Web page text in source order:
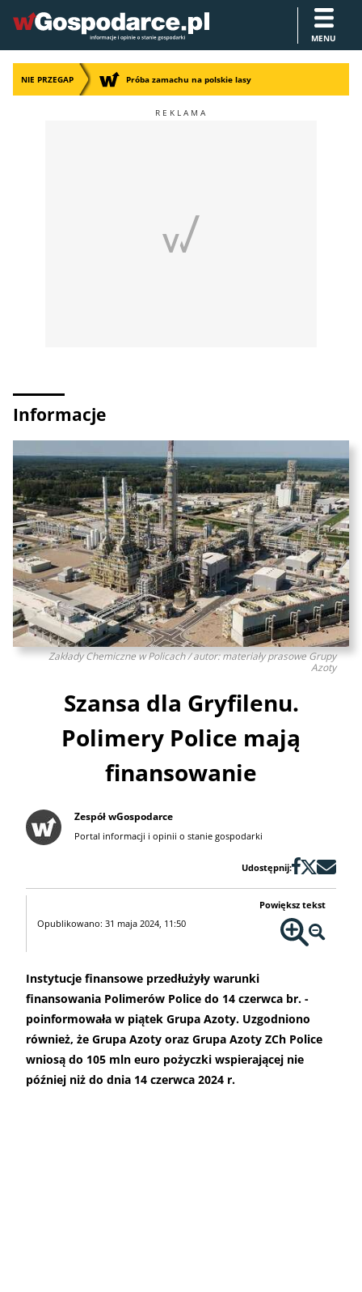
MENU
NIE PRZEGAP Próba zamachu na polskie lasy
Informacje
Zakłady Chemiczne w Policach / autor: materiały prasowe Grupy
Azoty
Szansa dla Gryfilenu.
Polimery Police mają
finansowanie
Zespół wGospodarce
Portal informacji i opinii o stanie gospodarki
Udostępnij:
Opublikowano: 31 maja 2024, 11:50
Powiększ tekst
Instytucje finansowe przedłużyły warunki
finansowania Polimerów Police do 14 czerwca br. -
poinformowała w piątek Grupa Azoty. Uzgodniono
również, że Grupa Azoty oraz Grupa Azoty ZCh Police
wniosą do 105 mln euro pożyczki wspierającej nie
później niż do dnia 14 czerwca 2024 r.